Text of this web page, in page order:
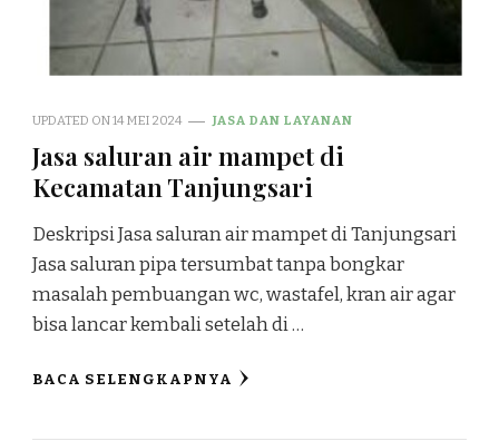
UPDATED ON14 MEI 2024 JASA DAN LAYANAN
Jasa saluran air mampet di
Kecamatan Tanjungsari
Deskripsi Jasa saluran air mampet di Tanjungsari
Jasa saluran pipa tersumbat tanpa bongkar
masalah pembuangan wc, wastafel, kran air agar
bisa lancar kembali setelah di …
BACA SELENGKAPNYA